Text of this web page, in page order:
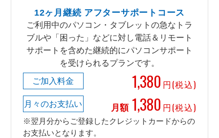
12ヶ月継続 アフターサポートコース
ご利用中のパソコン・タブレットの急なトラ
ブルや「困った」などに対し電話＆リモート
サポートを含めた継続的にパソコンサポート
を受けられるプランです。
ご加入料金
1,380 円(税込)
月々のお支払い 月額 1,380 円(税込)
※翌月分からご登録したクレジットカードからの
お支払いとなります。